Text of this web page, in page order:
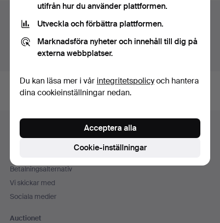
Du söker i vårt arkiv över avslutade auktioner.
Visa pågående auktioner istället.
Sidfotsnavigation
Betalningsalternativ
Vi skickar med
Sociala medier
Auctionet
utifrån hur du använder plattformen.
Utveckla och förbättra plattformen.
Marknadsföra nyheter och innehåll till dig på
externa webbplatser.
Du kan läsa mer i vår integritetspolicyoch hantera
dina cookieinställningar nedan.
Cookie-inställningar
Acceptera alla